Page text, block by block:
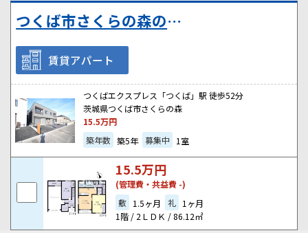
つくば市さくらの森のアパート
賃貸アパート
つくばエクスプレス「つくば」駅 徒歩52分
茨城県つくば市さくらの森
15.5万円
築年数 築5年 募集中 1室
15.5万円
(管理費・共益費 -)
敷 1.5ヶ月 礼 1ヶ月
1階 / 2ＬＤＫ / 86.12㎡